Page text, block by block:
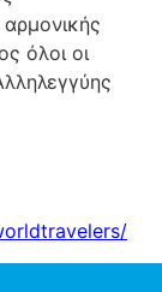
όλοι οι